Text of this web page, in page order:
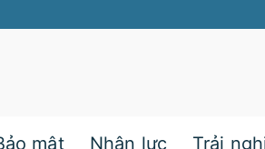
mật Nhân lực Trải